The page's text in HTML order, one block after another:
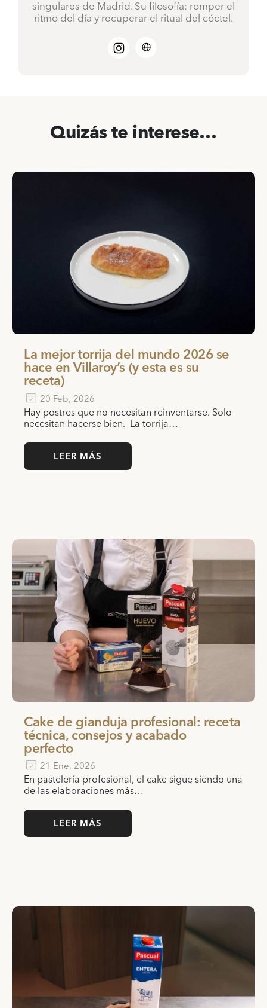
singulares de Madrid. Su filosofía: romper el
ritmo del día y recuperar el ritual del cóctel.
Quizás te interese…
La mejor torrija del mundo 2026 se
hace en Villaroy’s (y esta es su
receta)
20 Feb, 2026
Hay postres que no necesitan reinventarse. Solo
necesitan hacerse bien. La torrija…
LEER MÁS
Cake de gianduja profesional: receta
técnica, consejos y acabado
perfecto
21 Ene, 2026
En pastelería profesional, el cake sigue siendo una
de las elaboraciones más…
LEER MÁS